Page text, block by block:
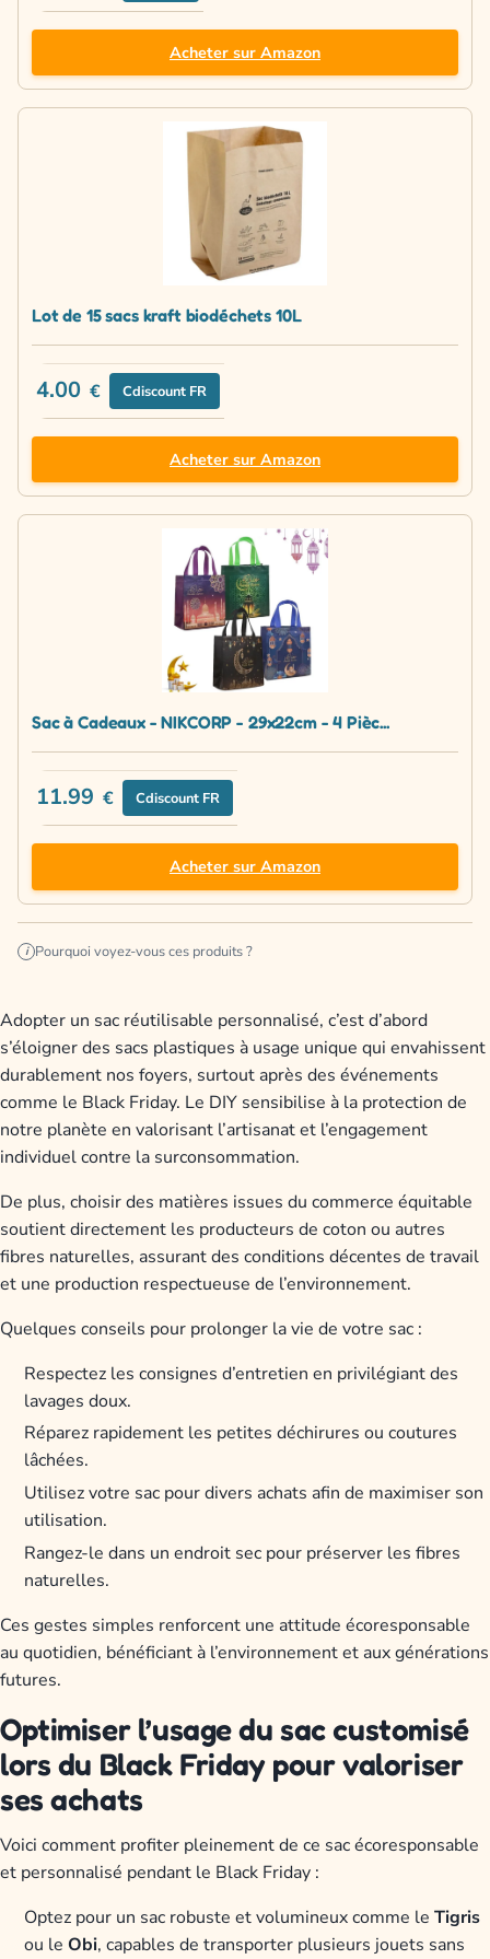
Acheter sur Amazon
Lot de 15 sacs kraft biodéchets 10L
4.00 € Cdiscount FR
Acheter sur Amazon
Sac à Cadeaux - NIKCORP - 29x22cm - 4 Pièc...
11.99 € Cdiscount FR
Acheter sur Amazon
i Pourquoi voyez-vous ces produits ?
Adopter un sac réutilisable personnalisé, c’est d’abord
s’éloigner des sacs plastiques à usage unique qui envahissent
durablement nos foyers, surtout après des événements
comme le Black Friday. Le DIY sensibilise à la protection de
notre planète en valorisant l’artisanat et l’engagement
individuel contre la surconsommation.
De plus, choisir des matières issues du commerce équitable
soutient directement les producteurs de coton ou autres
fibres naturelles, assurant des conditions décentes de travail
et une production respectueuse de l’environnement.
Quelques conseils pour prolonger la vie de votre sac :
Respectez les consignes d’entretien en privilégiant des
lavages doux.
Réparez rapidement les petites déchirures ou coutures
lâchées.
Utilisez votre sac pour divers achats afin de maximiser son
utilisation.
Rangez-le dans un endroit sec pour préserver les fibres
naturelles.
Ces gestes simples renforcent une attitude écoresponsable
au quotidien, bénéficiant à l’environnement et aux générations
futures.
Optimiser l’usage du sac customisé
lors du Black Friday pour valoriser
ses achats
Voici comment profiter pleinement de ce sac écoresponsable
et personnalisé pendant le Black Friday :
Optez pour un sac robuste et volumineux comme leTigris
ou leObi, capables de transporter plusieurs jouets sans